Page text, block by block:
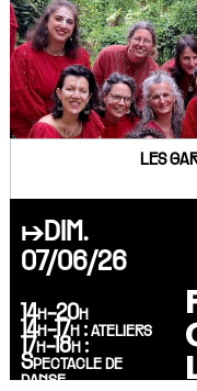
LES
↦DIM.
07/06/26
14h-20h
14h-17h : ateliers
17h-18h :
Spectacle de
danse